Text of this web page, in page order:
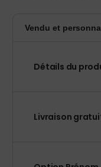
Vendu et
Détails du
Livraison